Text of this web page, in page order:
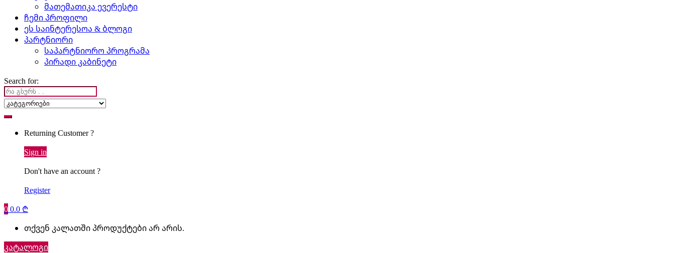
მათემათიკა ევერესტი
ჩემი პროფილი
ეს საინტერესოა & ბლოგი
პარტნიორი
საპარტნიორო პროგრამა
პირადი კაბინეტი
Search for:
Returning Customer ?
Sign in
Don't have an account ?
Register
00.0 ₾
თქვენ კალათში პროდუქტები არ არის.
კატალოგი